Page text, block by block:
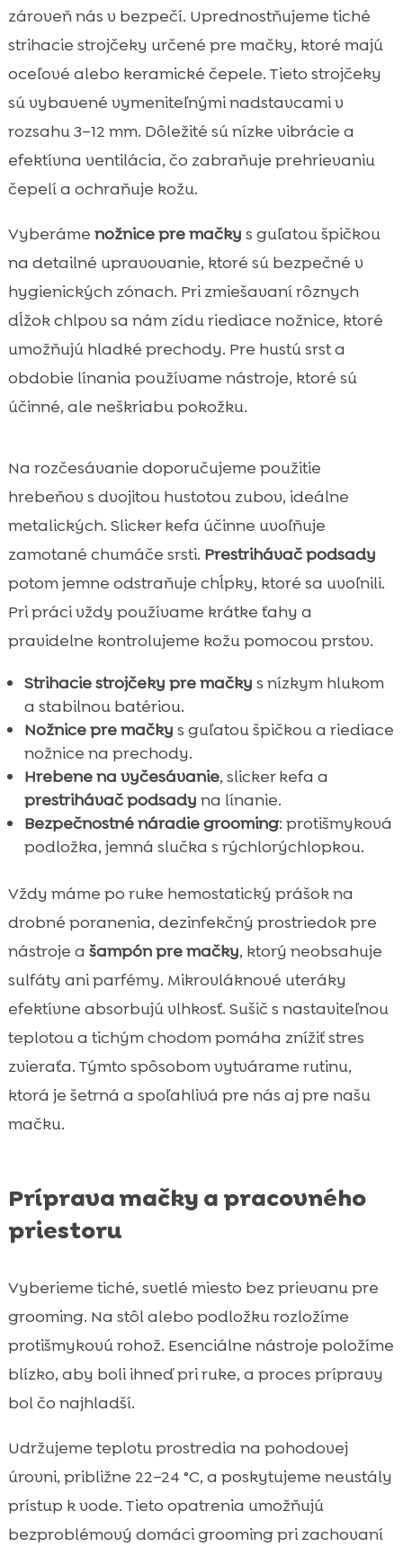
zároveň nás v bezpečí. Uprednostňujeme tiché
strihacie strojčeky určené pre mačky, ktoré majú
oceľové alebo keramické čepele. Tieto strojčeky
sú vybavené vymeniteľnými nadstavcami v
rozsahu 3–12 mm. Dôležité sú nízke vibrácie a
efektívna ventilácia, čo zabraňuje prehrievaniu
čepelí a ochraňuje kožu.
Vyberáme nožnice pre mačky s guľatou špičkou
na detailné upravovanie, ktoré sú bezpečné v
hygienických zónach. Pri zmiešavaní rôznych
dĺžok chlpov sa nám zídu riediace nožnice, ktoré
umožňujú hladké prechody. Pre hustú srst a
obdobie línania používame nástroje, ktoré sú
účinné, ale neškriabu pokožku.
Na rozčesávanie doporučujeme použitie
hrebeňov s dvojitou hustotou zubov, ideálne
metalických. Slicker kefa účinne uvoľňuje
zamotané chumáče srsti. Prestrihávač podsady
potom jemne odstraňuje chĺpky, ktoré sa uvoľnili.
Pri práci vždy používame krátke ťahy a
pravidelne kontrolujeme kožu pomocou prstov.
Strihacie strojčeky pre mačky s nízkym hlukom
a stabilnou batériou.
Nožnice pre mačky s guľatou špičkou a riediace
nožnice na prechody.
Hrebene na vyčesávanie, slicker kefa a
prestrihávač podsady na línanie.
Bezpečnostné náradie grooming: protišmyková
podložka, jemná slučka s rýchlorýchlopkou.
Vždy máme po ruke hemostatický prášok na
drobné poranenia, dezinfekčný prostriedok pre
nástroje a šampón pre mačky, ktorý neobsahuje
sulfáty ani parfémy. Mikrovláknové uteráky
efektívne absorbujú vlhkosť. Sušič s nastaviteľnou
teplotou a tichým chodom pomáha znížiť stres
zvieraťa. Týmto spôsobom vytvárame rutinu,
ktorá je šetrná a spoľahlivá pre nás aj pre našu
mačku.
Príprava mačky a pracovného
priestoru
Vyberieme tiché, svetlé miesto bez prievanu pre
grooming. Na stôl alebo podložku rozložíme
protišmykovú rohož. Esenciálne nástroje položíme
blízko, aby boli ihneď pri ruke, a proces prípravy
bol čo najhladší.
Udržujeme teplotu prostredia na pohodovej
úrovni, približne 22–24 °C, a poskytujeme neustály
prístup k vode. Tieto opatrenia umožňujú
bezproblémový domáci grooming pri zachovaní